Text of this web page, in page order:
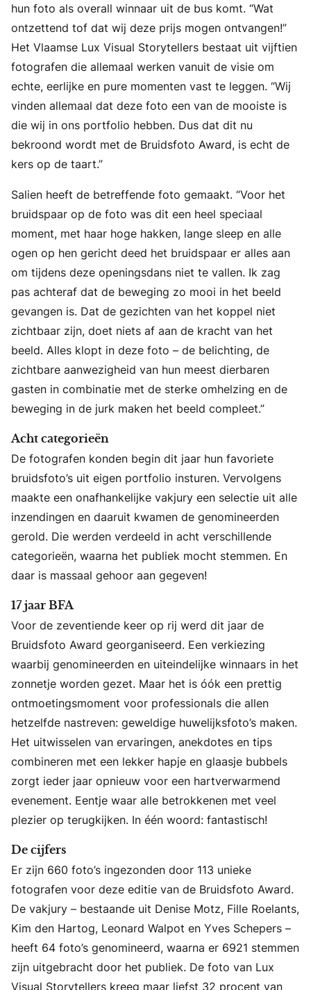
hun foto als overall winnaar uit de bus komt. “Wat
ontzettend tof dat wij deze prijs mogen ontvangen!”
Het Vlaamse Lux Visual Storytellers bestaat uit vijftien
fotografen die allemaal werken vanuit de visie om
echte, eerlijke en pure momenten vast te leggen. “Wij
vinden allemaal dat deze foto een van de mooiste is
die wij in ons portfolio hebben. Dus dat dit nu
bekroond wordt met de Bruidsfoto Award, is echt de
kers op de taart.”
Salien heeft de betreffende foto gemaakt. “Voor het
bruidspaar op de foto was dit een heel speciaal
moment, met haar hoge hakken, lange sleep en alle
ogen op hen gericht deed het bruidspaar er alles aan
om tijdens deze openingsdans niet te vallen. Ik zag
pas achteraf dat de beweging zo mooi in het beeld
gevangen is. Dat de gezichten van het koppel niet
zichtbaar zijn, doet niets af aan de kracht van het
beeld. Alles klopt in deze foto – de belichting, de
zichtbare aanwezigheid van hun meest dierbaren
gasten in combinatie met de sterke omhelzing en de
beweging in de jurk maken het beeld compleet.”
Acht categorieën
De fotografen konden begin dit jaar hun favoriete
bruidsfoto’s uit eigen portfolio insturen. Vervolgens
maakte een onafhankelijke vakjury een selectie uit alle
inzendingen en daaruit kwamen de genomineerden
gerold. Die werden verdeeld in acht verschillende
categorieën, waarna het publiek mocht stemmen. En
daar is massaal gehoor aan gegeven!
17 jaar BFA
Voor de zeventiende keer op rij werd dit jaar de
Bruidsfoto Award georganiseerd. Een verkiezing
waarbij genomineerden en uiteindelijke winnaars in het
zonnetje worden gezet. Maar het is óók een prettig
ontmoetingsmoment voor professionals die allen
hetzelfde nastreven: geweldige huwelijksfoto’s maken.
Het uitwisselen van ervaringen, anekdotes en tips
combineren met een lekker hapje en glaasje bubbels
zorgt ieder jaar opnieuw voor een hartverwarmend
evenement. Eentje waar alle betrokkenen met veel
plezier op terugkijken. In één woord: fantastisch!
De cijfers
Er zijn 660 foto’s ingezonden door 113 unieke
fotografen voor deze editie van de Bruidsfoto Award.
De vakjury – bestaande uit Denise Motz, Fille Roelants,
Kim den Hartog, Leonard Walpot en Yves Schepers –
heeft 64 foto’s genomineerd, waarna er 6921 stemmen
zijn uitgebracht door het publiek. De foto van Lux
Visual Storytellers kreeg maar liefst 32 procent van